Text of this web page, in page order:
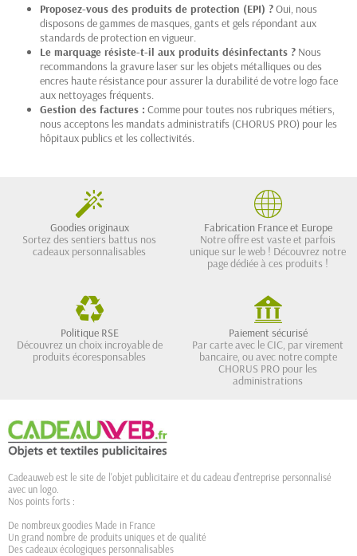
Proposez-vous des produits de protection (EPI) ?Oui, nous
disposons de gammes de masques, gants et gels répondant aux
standards de protection en vigueur.
Le marquage résiste-t-il aux produits désinfectants ? Nous
recommandons la gravure laser sur les objets métalliques ou des
encres haute résistance pour assurer la durabilité de votre logo face
aux nettoyages fréquents.
Gestion des factures : Comme pour toutes nos rubriques métiers,
nous acceptons les mandats administratifs (CHORUS PRO) pour les
hôpitaux publics et les collectivités.
Goodies originaux
Sortez des sentiers battus nos
cadeaux personnalisables
Fabrication France et Europe
Notre offre est vaste et parfois
unique sur le web ! Découvrez notre
page dédiée à ces produits !
Politique RSE
Découvrez un choix incroyable de
produits écoresponsables
Paiement sécurisé
Par carte avec le CIC, par virement
bancaire, ou avec notre compte
CHORUS PRO pour les
administrations
Cadeauweb est le site de l'objet publicitaire et du cadeau d'entreprise personnalisé
avec un logo.
Nos points forts :
De nombreux goodies Made in France
Un grand nombre de produits uniques et de qualité
Des cadeaux écologiques personnalisables